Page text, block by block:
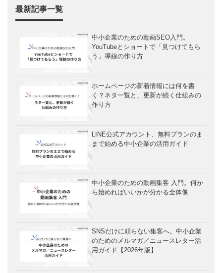
最新記事一覧
中小企業のための動画SEO入門。
YouTubeとショートで「見つけてもら
う」導線の作り方
ホームページの新着情報には何を書
く？ネタ一覧と、更新が続く仕組みの
作り方
LINE公式アカウント、無料プランのま
まで始める中小企業の活用ガイド
中小企業のための動画集客 入門。何か
ら始めればいいかが分かる全体像
SNSだけに頼らない集客へ。中小企業
のためのメルマガ／ニュースレター活
用ガイド【2026年版】